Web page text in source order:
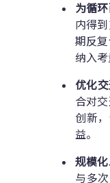
为循
内得
期反
纳入
优化
合对
创新
益。
规模
与多